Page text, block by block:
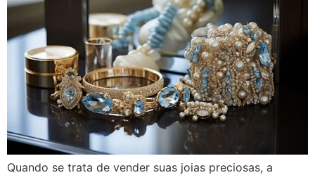
Quando se trata de vender suas joias preciosas, a